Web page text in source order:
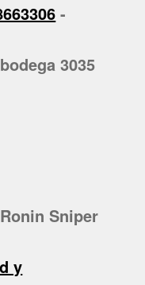
-
3035
Sniper
y